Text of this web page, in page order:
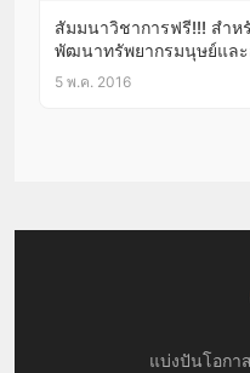
สัมมนาวิชาการฟรี!!! สำ
พัฒนาทรัพยากรมนุษย์และ
5 พ.ค. 2016
แบ่งปันโอกา